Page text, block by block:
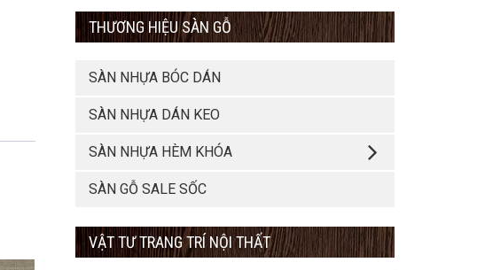
THƯƠNG HIỆU SÀN GỖ
SÀN NHỰA BÓC DÁN
SÀN NHỰA DÁN KEO
SÀN NHỰA HÈM KHÓA
SÀN GỖ SALE SỐC
VẬT TƯ TRANG TRÍ NỘI THẤT